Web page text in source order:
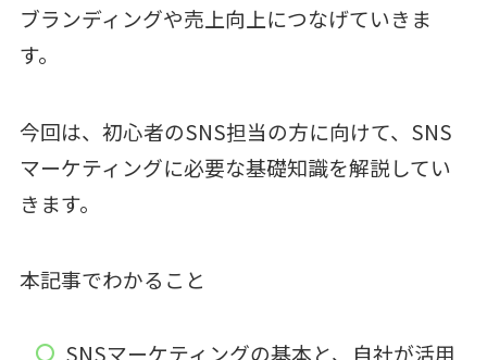
ブランディングや売上向上につなげていきま
す。
今回は、初心者のSNS担当の方に向けて、SNS
マーケティングに必要な基礎知識を解説してい
きます。
本記事でわかること
SNSマーケティングの基本と、自社が活用